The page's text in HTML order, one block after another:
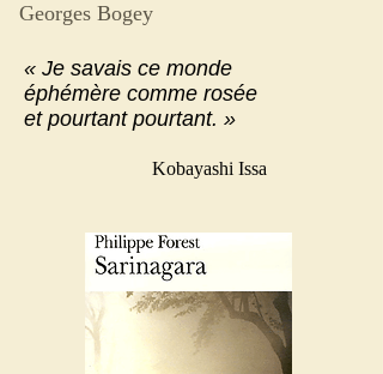
Georges Bogey
« Je savais ce monde
éphémère comme rosée
et pourtant pourtant. »
Kobayashi Issa